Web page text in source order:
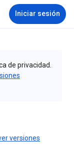
Iniciar sesión
de privacidad.
versiones